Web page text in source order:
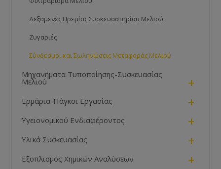
Δεξαμενές Ηρεμίας Συσκευαστηρίου Μελιού
Ζυγαριές
Σύνδεσμοι και Σωληνώσεις Μεταφοράς Μελιού
Μηχανήματα Τυποποίησης-Συσκευασίας
Μελιού +
Ερμάρια-Πάγκοι Εργασίας +
Υγειονομικού Ενδιαφέροντος +
Υλικά Συσκευασίας +
Εξοπλισμός Χημικών Αναλύσεων +